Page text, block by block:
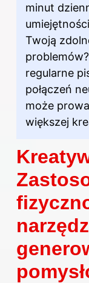
minut
Twoją
regularne
połączeń
może
większej